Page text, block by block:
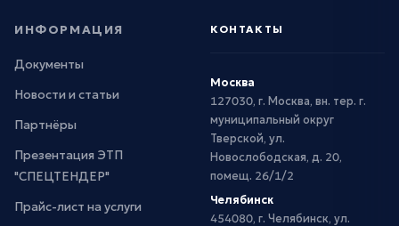
ИНФОРМАЦИЯ
Документы
Новости и статьи
Партнёры
Презентация ЭТП
"СПЕЦТЕНДЕР"
Прайс-лист на услуги
КОНТАКТЫ
Москва
127030, г. Москва, вн. тер. г.
муниципальный округ
Тверской, ул.
Новослободская, д. 20,
помещ. 26/1/2
Челябинск
454080, г. Челябинск, ул.